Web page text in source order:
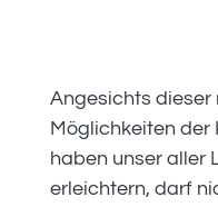
Angesichts dieser
Möglichkeiten der
haben unser aller
erleichtern, darf